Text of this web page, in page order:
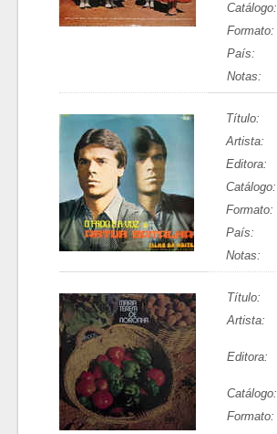
Catálogo:
Formato:
País:
Notas:
Título:
Artista:
Editora:
Catálogo:
Formato:
País:
Notas:
Título:
Artista:
Editora:
Catálogo:
Formato: